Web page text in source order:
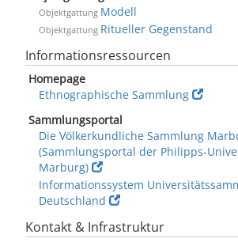
Objektgattung Modell
Objektgattung Ritueller Gegenstand
Informationsressourcen
Homepage
Ethnographische Sammlung
Sammlungsportal
Die Völkerkundliche Sammlung
(Sammlungsportal der Philipps-
Marburg)
Informationssystem
Deutschland
Kontakt & Infrastruktur